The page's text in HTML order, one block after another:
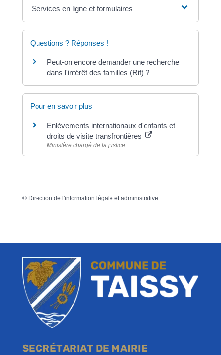
Services en ligne et formulaires
Questions ? Réponses !
Peut-on encore demander une recherche
dans l'intérêt des familles (Rif) ?
Pour en savoir plus
Enlèvements internationaux d'enfants et
droits de visite transfrontières
Ministère chargé de la justice
© Direction de l'information légale et administrative
SECRÉTARIAT DE MAIRIE